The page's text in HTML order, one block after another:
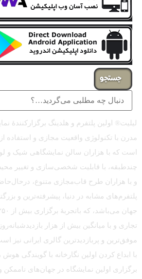
جستجو
لیلیت® اولین پلتفرم و هلدینگ برگزارکنندهٔ
مدرن با تکنولوژی واقعیت مجازی و
است که با هزاران سالن نمایشگاهی شیک و
چندطبقه، با قابلیت شخصی‌سازی و تغییر
و با هزاران طرح قاب‌مجازی متنوع،
پلتفرم‌های مشابه در دنیا، پیشرفته‌ترین و
تجاری و با میانگین بیش از هزار
موفق‌ترین و پربازدیدترین گالری ایرانی نیز
با ابداع کردن اولین نگارخانه با گویندگی
برگزاری اولین نمایشگاه در جهان‌های ناممکن